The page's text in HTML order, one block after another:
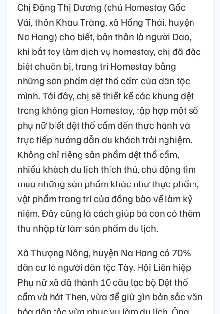
Chị Đặng Thị Dương (chủ Homestay Gốc
Vải, thôn Khau Tràng, xã Hồng Thái, huyện
Na Hang) cho biết, bản thân là người Dao,
khi bắt tay làm dịch vụ homestay, chị đã đặc
biệt chuẩn bị, trang trí Homestay bằng
những sản phẩm dệt thổ cẩm của dân tộc
mình. Tới đây, chị sẽ thiết kế các khung dệt
trong không gian Homestay, tập hợp một số
phụ nữ biết dệt thổ cẩm đến thực hành và
trực tiếp hướng dẫn du khách trải nghiệm.
Không chỉ riêng sản phẩm dệt thổ cẩm,
nhiều khách du lịch thích thú, chủ động tìm
mua những sản phẩm khác như thực phẩm,
vật phẩm trang trí của đồng bào về làm kỷ
niệm. Đây cũng là cách giúp bà con có thêm
thu nhập từ làm sản phẩm du lịch.
Xã Thượng Nông, huyện Na Hang có 70%
dân cư là người dân tộc Tày. Hội Liên hiệp
Phụ nữ xã đã thành 10 câu lạc bộ Dệt thổ
cẩm và hát Then, vừa để giữ gìn bản sắc văn
hóa dân tộc vừa phục vụ làm du lịch. Ông